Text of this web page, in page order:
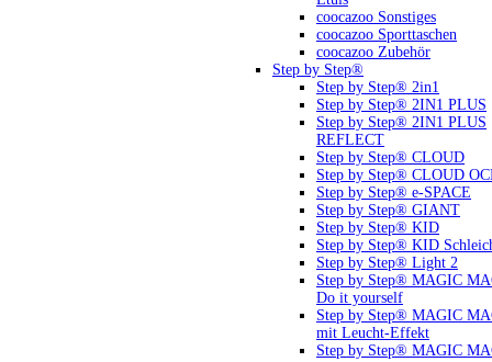
coocazoo Sonstiges
coocazoo Sporttaschen
coocazoo Zubehör
Step by Step®
Step by Step® 2in1
Step by Step® 2IN1 PLUS
Step by Step® 2IN1 PLUS
REFLECT
Step by Step® CLOUD
Step by Step® CLOUD
Step by Step® e-SPACE
Step by Step® GIANT
Step by Step® KID
Step by Step® KID
Step by Step® Light 2
Step by Step® MAGIC
Do it yourself
Step by Step® MAGIC
mit Leucht-Effekt
Step by Step® MAGIC